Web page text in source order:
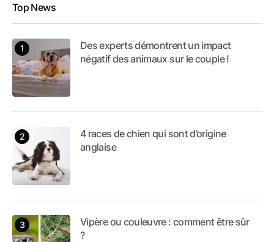
Top News
Des experts démontrent un impact
négatif des animaux sur le couple !
4 races de chien qui sont d’origine
anglaise
Vipère ou couleuvre : comment être sûr
?